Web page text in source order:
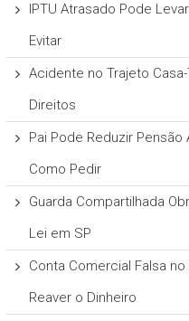
IPTU Atrasado Pode
Evitar
Acidente no Trajeto
Direitos
Pai Pode Reduzir Pensão
Como Pedir
Guarda Compartilhada
Lei em SP
Conta Comercial Falsa
Reaver o Dinheiro